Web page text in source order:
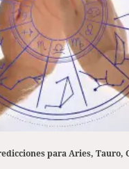
para Aries, Tauro,